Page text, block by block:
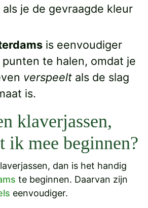
je de gevraagde kleur
is eenvoudiger
te halen, omdat je
verspeelt als de slag
is.
klaverjassen,
ik mee beginnen?
dan is het handig
te beginnen. Daarvan zijn
eenvoudiger.